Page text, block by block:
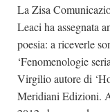
La Zisa
Leaci ha assegnata
poesia: a riceverle
‘Fenomenologie
Virgilio autore di
Meridiani Edizioni.